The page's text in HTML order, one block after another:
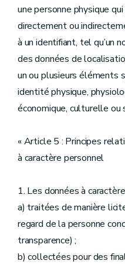
une personne physique
directement ou
à un identifiant, tel qu’un
des données de
un ou plusieurs éléments
identité physique,
économique, culturelle ou
« Article 5 : Principes
à caractère personnel
1. Les données à
a) traitées de manière
regard de la personne
transparence) ;
b) collectées pour des